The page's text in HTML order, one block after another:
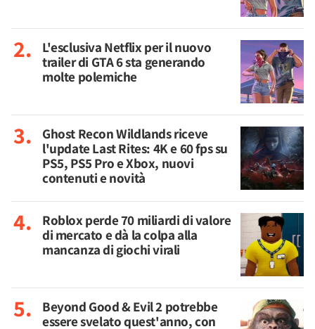
L'esclusiva Netflix per il nuovo
trailer di GTA 6 sta generando
molte polemiche
Ghost Recon Wildlands riceve
l'update Last Rites: 4K e 60 fps su
PS5, PS5 Pro e Xbox, nuovi
contenuti e novità
Roblox perde 70 miliardi di valore
di mercato e dà la colpa alla
mancanza di giochi virali
Beyond Good & Evil 2 potrebbe
essere svelato quest'anno, con